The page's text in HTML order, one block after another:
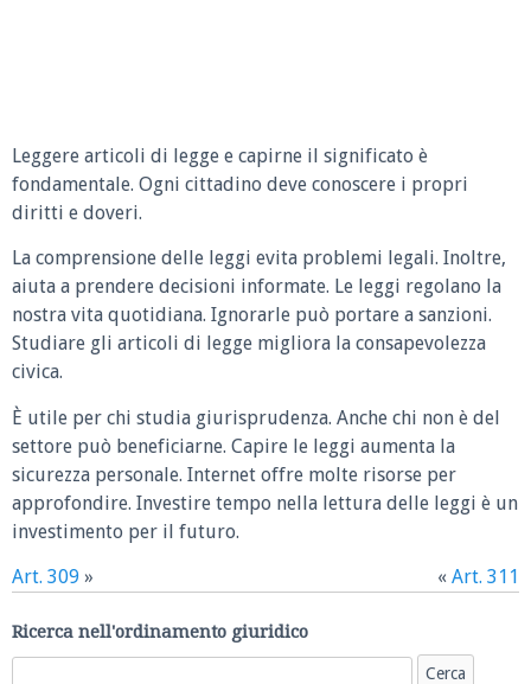
Leggere articoli di legge e capirne il significato è
fondamentale. Ogni cittadino deve conoscere i propri
diritti e doveri.
La comprensione delle leggi evita problemi legali. Inoltre,
aiuta a prendere decisioni informate. Le leggi regolano la
nostra vita quotidiana. Ignorarle può portare a sanzioni.
Studiare gli articoli di legge migliora la consapevolezza
civica.
È utile per chi studia giurisprudenza. Anche chi non è del
settore può beneficiarne. Capire le leggi aumenta la
sicurezza personale. Internet offre molte risorse per
approfondire. Investire tempo nella lettura delle leggi è un
investimento per il futuro.
Art. 309 » « Art. 311
Ricerca nell'ordinamento giuridico